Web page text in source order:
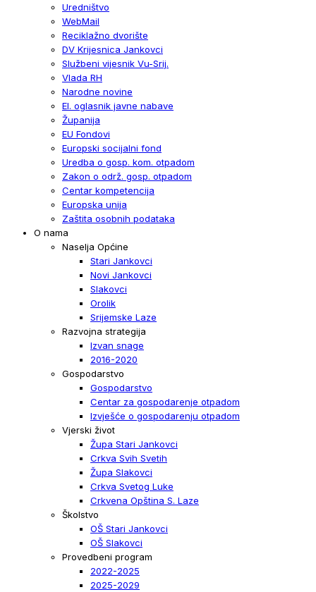
Uredništvo
WebMail
Reciklažno dvorište
DV Krijesnica Jankovci
Službeni vijesnik Vu-Srij.
Vlada RH
Narodne novine
El. oglasnik javne nabave
Županija
EU Fondovi
Europski socijalni fond
Uredba o gosp. kom. otpadom
Zakon o održ. gosp. otpadom
Centar kompetencija
Europska unija
Zaštita osobnih podataka
O nama
Naselja Općine
Stari Jankovci
Novi Jankovci
Slakovci
Orolik
Srijemske Laze
Razvojna strategija
Izvan snage
2016-2020
Gospodarstvo
Gospodarstvo
Centar za gospodarenje otpadom
Izvješće o gospodarenju otpadom
Vjerski život
Župa Stari Jankovci
Crkva Svih Svetih
Župa Slakovci
Crkva Svetog Luke
Crkvena Opština S. Laze
Školstvo
OŠ Stari Jankovci
OŠ Slakovci
Provedbeni program
2022-2025
2025-2029